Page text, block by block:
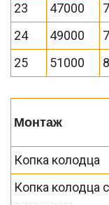
23
47000
24
49000
25
51000
Монтаж
Копка колодца
Копка колодца